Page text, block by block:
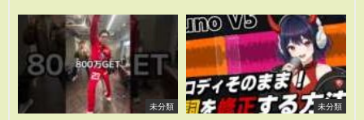
未分類 未分類